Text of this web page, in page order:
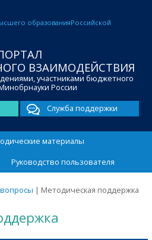
образованияРоссийской
ВЗАИМОДЕЙСТВИЯ
участниками бюджетного
России
Служба поддержки
материалы
Руководство пользователя
| Методическая поддержка